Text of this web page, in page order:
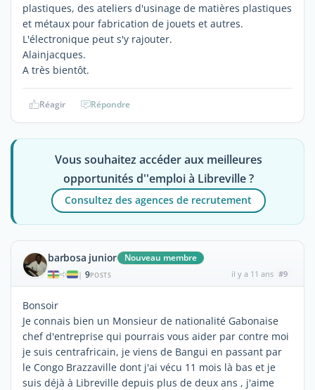
plastiques, des ateliers d'usinage de matières plastiques
et métaux pour fabrication de jouets et autres.
L'électronique peut s'y rajouter.
Alainjacques.
A très bientôt.
Réagir Répondre
Vous souhaitez accéder aux meilleures
opportunités d''emploi à Libreville ?
Consultez des agences de recrutement
barbosa junior Nouveau membre
| 9POSTS il y a 11 ans #9
Bonsoir
Je connais bien un Monsieur de nationalité Gabonaise
chef d'entreprise qui pourrais vous aider par contre moi
je suis centrafricain, je viens de Bangui en passant par
le Congo Brazzaville dont j'ai vécu 11 mois là bas et je
suis déjà à Libreville depuis plus de deux ans , j'aime